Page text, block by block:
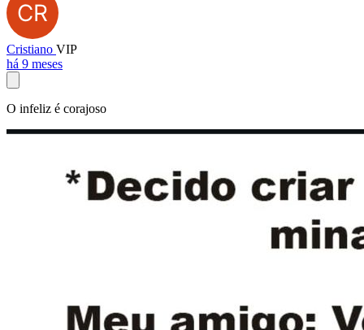
Cristiano VIP
há 9 meses
O infeliz é corajoso